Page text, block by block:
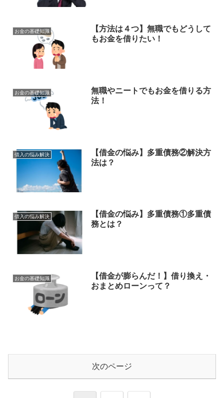
お金の基礎知識
【方法は４つ】無職でもどうして
もお金を借りたい！
お金の基礎知識
無職やニートでもお金を借りる方
法！
借入の悩み解決
【借金の悩み】多重債務②解決方
法は？
借入の悩み解決
【借金の悩み】多重債務①多重債
務とは？
お金の基礎知識
【借金が膨らんだ！】借り換え・
おまとめローンって？
次のページ